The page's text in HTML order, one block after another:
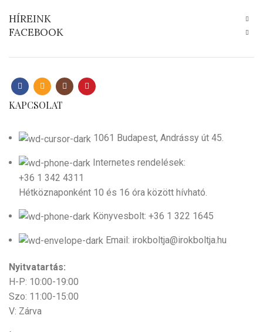
HÍREINK
FACEBOOK
KAPCSOLAT
1061 Budapest, Andrássy út 45.
Internetes rendelések:
+36 1 342 4311
Hétköznaponként 10 és 16 óra között hívható.
Könyvesbolt: +36 1 322 1645
Email: irokboltja@irokboltja.hu
Nyitvatartás:
H-P: 10:00-19:00
Szo: 11:00-15:00
V: Zárva